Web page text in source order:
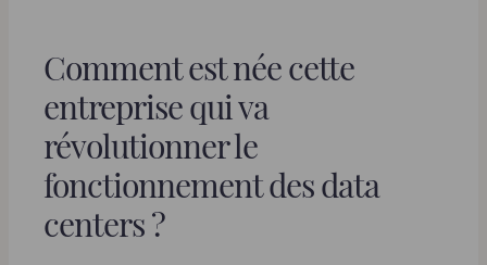
a
g
e
Comment est née cette
entreprise qui va
révolutionner le
fonctionnement desdata
centers?